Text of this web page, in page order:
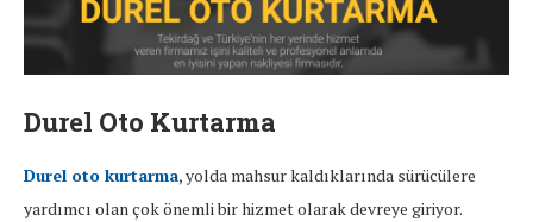
Durel Oto Kurtarma
Durel oto kurtarma, yolda mahsur kaldıklarında sürücülere
yardımcı olan çok önemli bir hizmet olarak devreye giriyor.